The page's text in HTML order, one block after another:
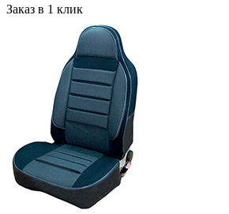
Заказ в 1 клик